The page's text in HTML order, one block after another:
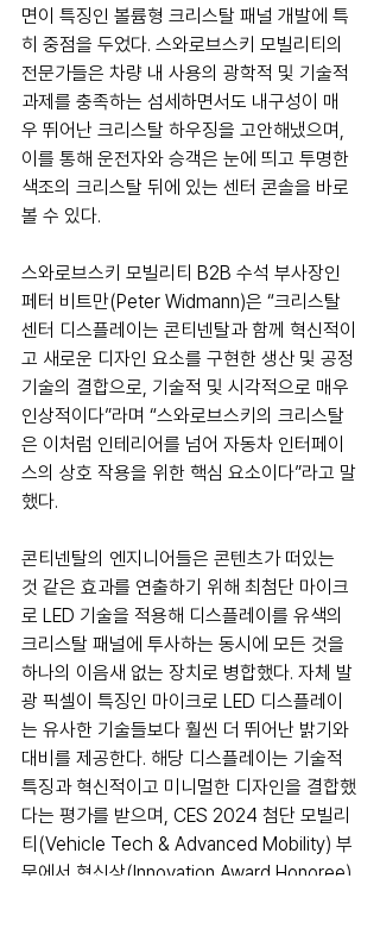
면이 특징인 볼륨형 크리스탈 패널 개발에 특
히 중점을 두었다. 스와로브스키 모빌리티의
전문가들은 차량 내 사용의 광학적 및 기술적
과제를 충족하는 섬세하면서도 내구성이 매
우 뛰어난 크리스탈 하우징을 고안해냈으며,
이를 통해 운전자와 승객은 눈에 띄고 투명한
색조의 크리스탈 뒤에 있는 센터 콘솔을 바로
볼 수 있다.
스와로브스키 모빌리티 B2B 수석 부사장인
페터 비트만(Peter Widmann)은 “크리스탈
센터 디스플레이는 콘티넨탈과 함께 혁신적이
고 새로운 디자인 요소를 구현한 생산 및 공정
기술의 결합으로, 기술적 및 시각적으로 매우
인상적이다”라며 “스와로브스키의 크리스탈
은 이처럼 인테리어를 넘어 자동차 인터페이
스의 상호 작용을 위한 핵심 요소이다”라고 말
했다.
콘티넨탈의 엔지니어들은 콘텐츠가 떠있는
것 같은 효과를 연출하기 위해 최첨단 마이크
로 LED 기술을 적용해 디스플레이를 유색의
크리스탈 패널에 투사하는 동시에 모든 것을
하나의 이음새 없는 장치로 병합했다. 자체 발
광 픽셀이 특징인 마이크로 LED 디스플레이
는 유사한 기술들보다 훨씬 더 뛰어난 밝기와
대비를 제공한다. 해당 디스플레이는 기술적
특징과 혁신적이고 미니멀한 디자인을 결합했
다는 평가를 받으며, CES 2024 첨단 모빌리
티(Vehicle Tech & Advanced Mobility) 부
문에서 혁신상(Innovation Award Honoree)